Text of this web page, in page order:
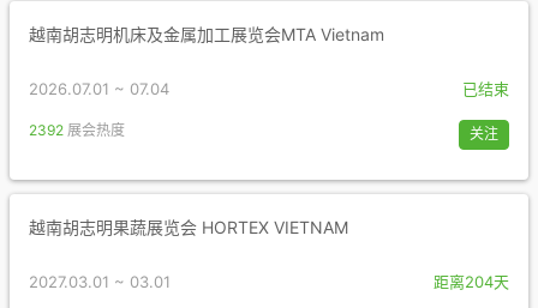
越南胡志明机床及金属加工展览会MTA Vietnam
2026.07.01 ~ 07.04 已结束
2392 展会热度 关注
越南胡志明果蔬展览会 HORTEX VIETNAM
2027.03.01 ~ 03.01 距离204天